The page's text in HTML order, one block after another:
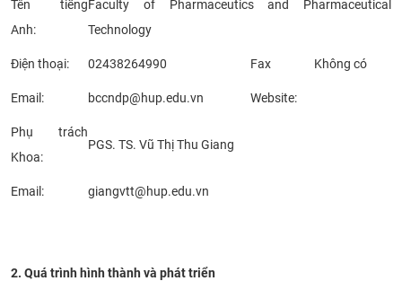
KHOA HỌC CÔNG NGHỆ
HTQT
CỰU NGƯỜI HỌC
Tên tiếng
Anh:
Faculty of Pharmaceutics and Pharmaceutical
Technology
Điện thoại: 02438264990​ Fax Không có
Email: bccndp@hup.edu.vn Website:
Phụ trách
Khoa:
PGS. TS. Vũ Thị Thu Giang
Email: giangvtt@hup.edu.vn
2. Quá trình hình thành và phát triển